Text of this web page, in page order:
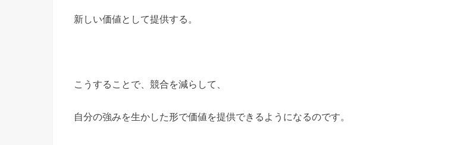
新しい価値として提供する。
こうすることで、競合を減らして、
自分の強みを生かした形で価値を提供できるようになるのです。